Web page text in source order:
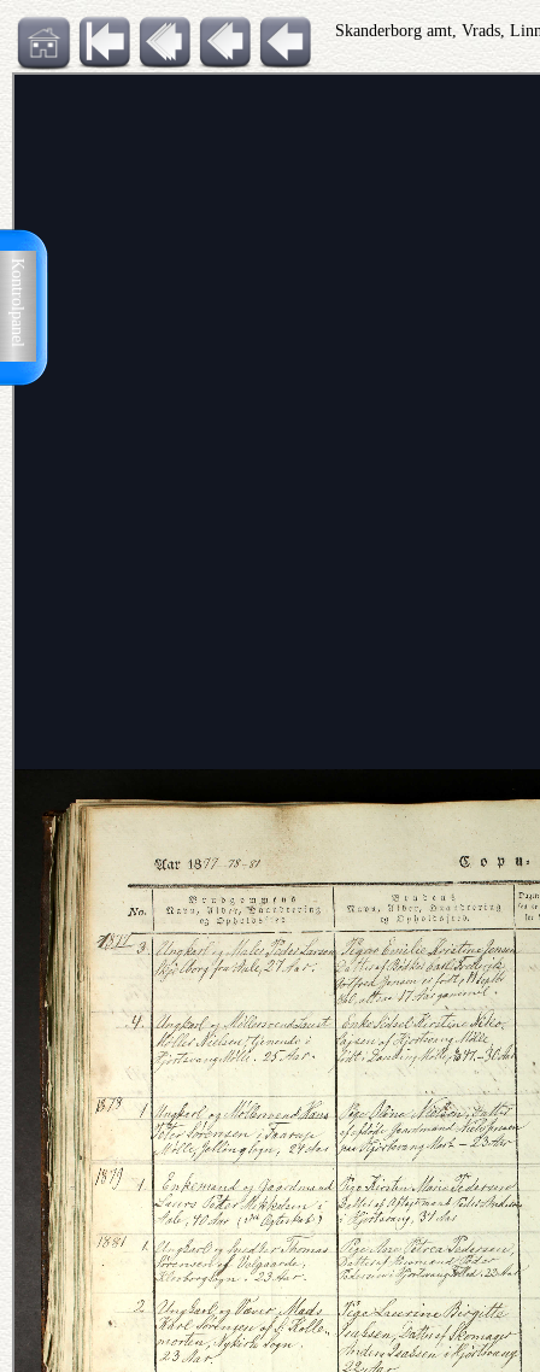
Kontrolpanel
Skanderborg amt, Vrads,